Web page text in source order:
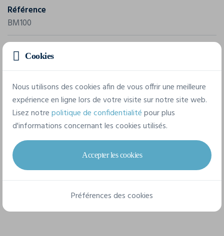
Référence
BM100
Grammage
210 g/m²
Composition
100% coton piqué.
7 tailles disponibles
S M L XL XXL 3XL
Cookies
Nous utilisons des cookies afin de vous offrir une meilleure
expérience en ligne lors de votre visite sur notre site web.
Lisez notrepolitique de confidentialitépour plus
d'informations concernant les cookies utilisés.
Accepter les cookies
Préférences des cookies